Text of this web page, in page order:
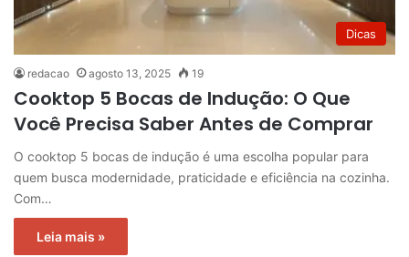
Dicas
redacao agosto 13, 2025 19
Cooktop 5 Bocas de Indução: O Que
Você Precisa Saber Antes de Comprar
O cooktop 5 bocas de indução é uma escolha popular para
quem busca modernidade, praticidade e eficiência na cozinha.
Com…
Leia mais »